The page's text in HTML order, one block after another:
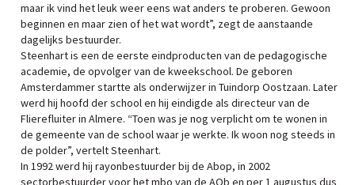
maar ik vind het leuk weer eens wat anders te proberen. Gewoon
beginnen en maar zien of het wat wordt”, zegt de aanstaande
dagelijks bestuurder.
Steenhart is een de eerste eindproducten van de pedagogische
academie, de opvolger van de kweekschool. De geboren
Amsterdammer startte als onderwijzer in Tuindorp Oostzaan. Later
werd hij hoofd der school en hij eindigde als directeur van de
Flierefluiter in Almere. “Toen was je nog verplicht om te wonen in
de gemeente van de school waar je werkte. Ik woon nog steeds in
de polder”, vertelt Steenhart.
In 1992 werd hij rayonbestuurder bij de Abop, in 2002
sectorbestuurder voor het mbo van de AOb en per 1 augustus dus